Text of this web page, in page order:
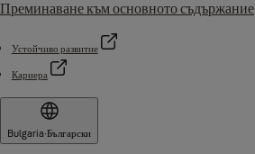
Преминаване към основното съдържание
Устойчиво развитие
Кариера
Bulgaria·Български